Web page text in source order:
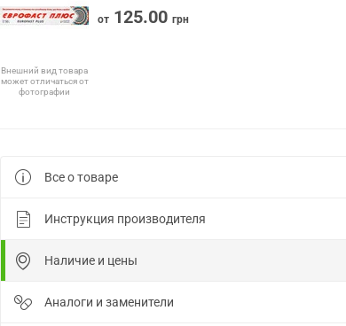
Внешний вид товара
может отличаться от
фотографии
от 125.00 грн
Все о товаре
Инструкция производителя
Наличие и цены
Аналоги и заменители